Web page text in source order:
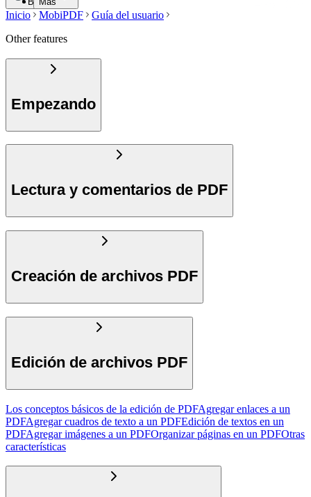
Inicio MobiPDF
Guía del usuario
Other features
Empezando
Lectura y comentarios de PDF
Creación de archivos PDF
Edición de archivos PDF
Los conceptos básicos de la edición de PDFAgregar enlaces a un
PDFAgregar cuadros de texto a un PDFEdición de textos en un
PDFAgregar imágenes a un PDFOrganizar páginas en un PDFOtras
características